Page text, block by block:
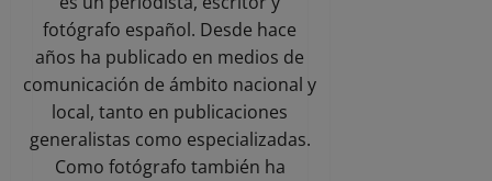
fotógrafo español. Desde hace
años ha publicado en medios de
comunicación de ámbito nacional y
local, tanto en publicaciones
generalistas como especializadas.
Como fotógrafo también ha